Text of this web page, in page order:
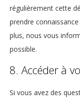
régulièrement cette
prendre
plus, nous vous
possible.
8. Accéder à
Si vous avez des